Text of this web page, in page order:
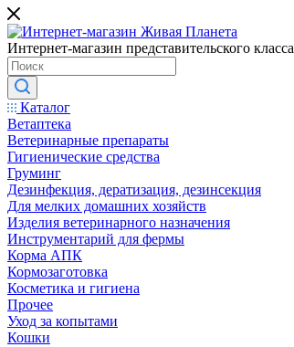
Интернет-магазин представительского класса
Каталог
Ветаптека
Ветеринарные препараты
Гигиенические средства
Груминг
Дезинфекция, дератизация, дезинсекция
Для мелких домашних хозяйств
Изделия ветеринарного назначения
Инструментарий для фермы
Корма АПК
Кормозаготовка
Косметика и гигиена
Прочее
Уход за копытами
Кошки